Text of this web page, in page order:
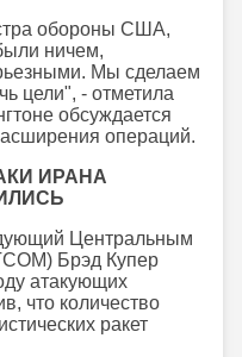
обороны США,
ничем,
Мы сделаем
цели", - отметила
обсуждается
операций.
ИРАНА
Центральным
Брэд Купер
атакующих
что количество
ракет